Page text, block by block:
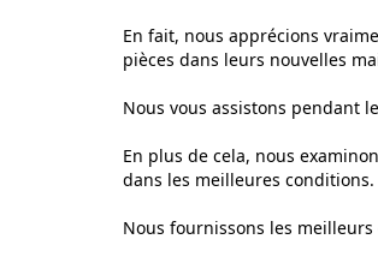
En fait, nous apprécions
pièces dans leurs nouvelles
Nous vous assistons pendant
En plus de cela, nous
dans les meilleures conditions.
Nous fournissons les